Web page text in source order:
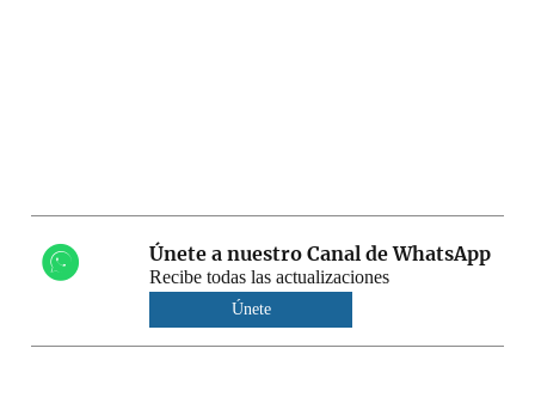
Únete a nuestro Canal de WhatsApp
Recibe todas las actualizaciones
Únete